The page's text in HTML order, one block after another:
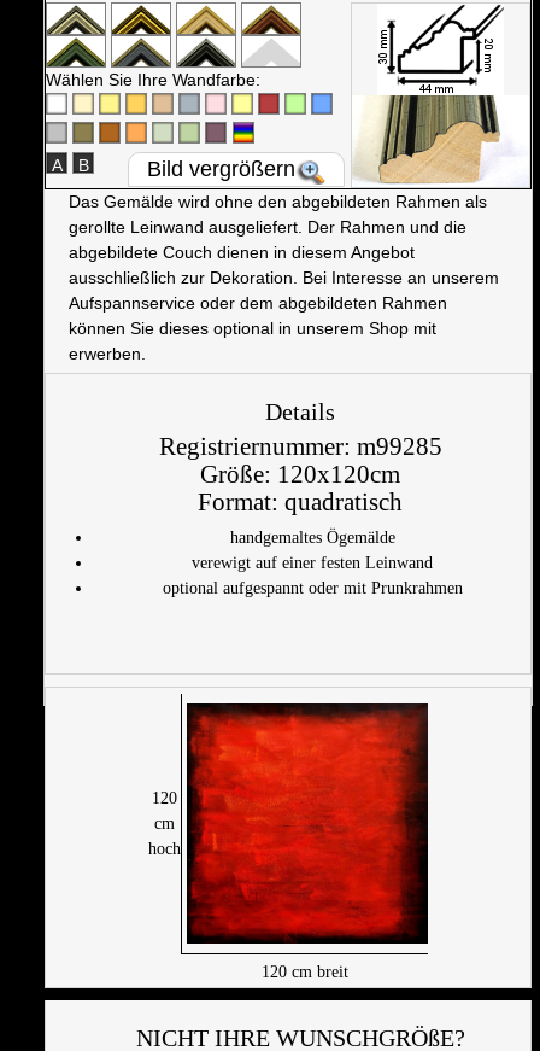
Wählen Sie Ihre Wandfarbe:
A B Bild vergrößern
Das Gemälde wird ohne den abgebildeten Rahmen als
gerollte Leinwand ausgeliefert. Der Rahmen und die
abgebildete Couch dienen in diesem Angebot
ausschließlich zur Dekoration. Bei Interesse an unserem
Aufspannservice oder dem abgebildeten Rahmen
können Sie dieses optional in unserem Shop mit
erwerben.
Details
Registriernummer: m99285
Größe: 120x120cm
Format: quadratisch
handgemaltes Ögemälde
verewigt auf einer festen Leinwand
optional aufgespannt oder mit Prunkrahmen
120
cm
hoch
120cm breit
NICHT IHRE WUNSCHGRÖßE?